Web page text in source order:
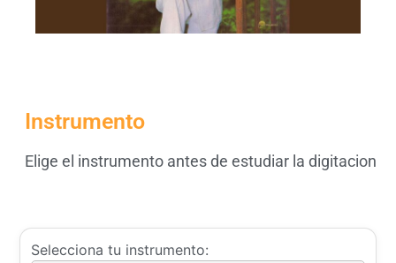
Instrumento
Elige el instrumento antes de estudiar la digitacion
Selecciona tu instrumento: